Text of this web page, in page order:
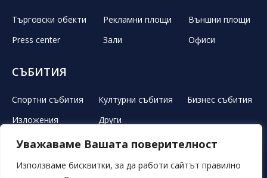
Уважаваме Вашата поверителност
Използваме бисквитки, за да работи сайтът правилно
Търговски обекти Рекламни площи
Външни площи
Press center
Зали Офиси
СЪБИТИЯ
Спортни събития Културни събития
Бизнес събития
Изложения
Други
ЛЕТЕН ТЕАТЪР РЕКЛАМА НОВИНИ ГАЛЕРИЯ